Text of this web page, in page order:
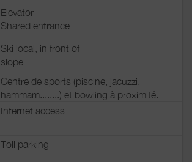
Elevator
Shared entrance
Ski local, in front of
slope
Centre de sports (piscine, jacuzzi,
hammam........) et bowling à proximité.
Internet access
Toll parking